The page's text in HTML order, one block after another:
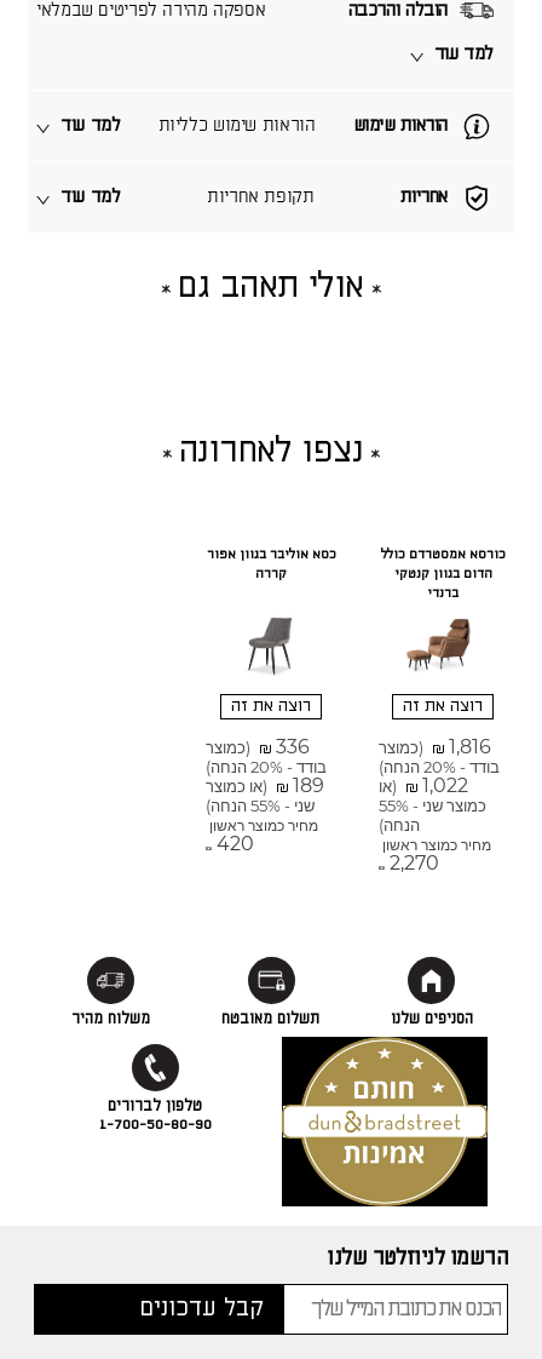
אחריות תקופת אחריות למד עוד
הוראות שימוש הוראות שימוש כלליות למד עוד
הובלה והרכבה אספקה מהירה לפריטים שבמלאי
למד עוד
אולי תאהב גם
נצפו לאחרונה
כורסא אמסטרדם כולל
הדום בגוון קנטקי
ברנדי
רוצה את זה
₪ 1,816
(כמוצר
בודד - 20% הנחה)
₪ 1,022
(או
כמוצר שני - 55%
הנחה)
מחיר כמוצר ראשון
₪ 2,270
כסא אוליבר בגוון אפור
קררה
רוצה את זה
₪ 336
(כמוצר
בודד - 20% הנחה)
₪ 189
(או כמוצר
שני - 55% הנחה)
מחיר כמוצר ראשון
₪ 420
הסניפים שלנו תשלום מאובטח משלוח מהיר
1-700-50-80-90
הרשמו לניוזלטר שלנו